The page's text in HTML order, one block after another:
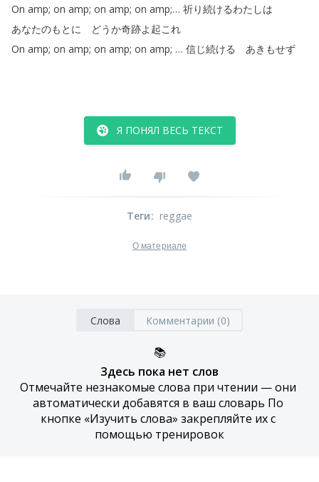
On amp; on amp; on amp; on amp;… 祈り続けるわたしは
あなたのもとに
どうか奇跡よ起これ
On amp; on amp; on amp; on amp; … 信じ続ける あきもせず
Я ПОНЯЛ ВЕСЬ ТЕКСТ
Теги: reggae
О материале
Слова Комментарии (0)
📚
Здесь пока нет слов
Отмечайте незнакомые слова при чтении — они
автоматически добавятся в ваш словарь По
кнопке «Изучить слова» закрепляйте их с
помощью тренировок